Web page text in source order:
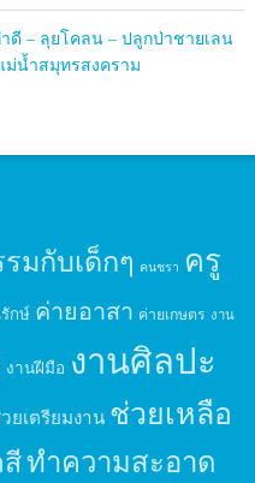
ดี – ลุยโคลน – ปลูกป่าชายเลน
น้ำสมุทรสงคราม
มกับเด็กๆ คนชรา ครู
กษ์ ค่ายอาสา ค่ายเกษตร งาน
งานฝีมือ งานศิลปะ
ยเตรียมงาน ช่วยเหลือ
ทำความสะอาด